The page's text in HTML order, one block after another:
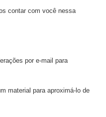
contar com você nessa
por e-mail para
material para aproximá-lo de